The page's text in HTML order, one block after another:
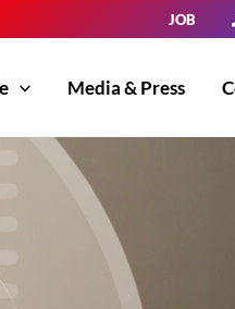
JOB
Media & Press